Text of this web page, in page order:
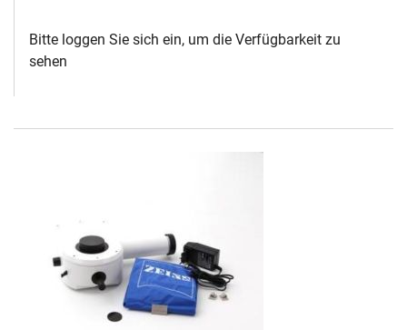
Bitte loggen Sie sich ein, um die Verfügbarkeit zu
sehen